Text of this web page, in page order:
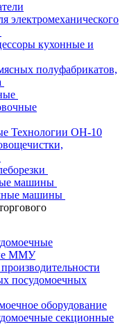
электромеханического
кухонные и
полуфабрикатов,
Технологии ОН-10
машины
машины
ММУ
посудомоечных
оборудование
секционные